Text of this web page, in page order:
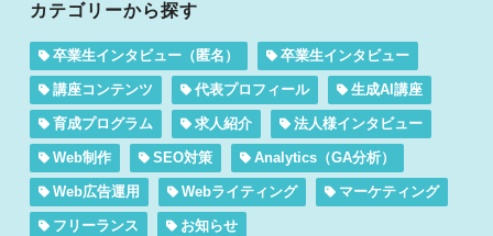
カテゴリーから探す
卒業生インタビュー（匿名） 卒業生インタビュー
講座コンテンツ 代表プロフィール 生成AI講座
育成プログラム 求人紹介 法人様インタビュー
Web制作 SEO対策 Analytics（GA分析）
Web広告運用 Webライティング マーケティング
フリーランス お知らせ